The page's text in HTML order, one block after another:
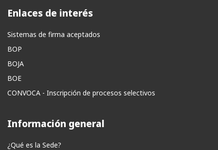
Enlaces de interés
Sistemas de firma aceptados
BOP
BOJA
BOE
CONVOCA - Inscripción de procesos selectivos
Información general
¿Qué es la Sede?